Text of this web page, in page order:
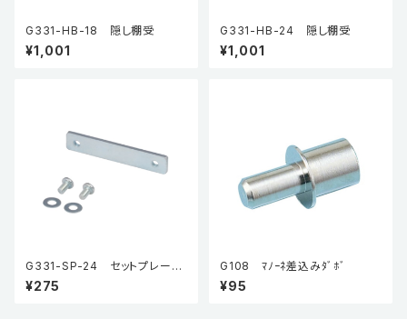
G331-HB-18 隠し棚受
¥1,001
G331-HB-24 隠し棚受
¥1,001
G331-SP-24 セットプレート
（オプション品）
¥275
G108 ﾏﾉｰﾈ差込みﾀﾞﾎﾞ
¥95